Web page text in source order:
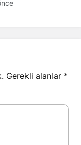
pilot yaralandı
Gerekli alanlar *